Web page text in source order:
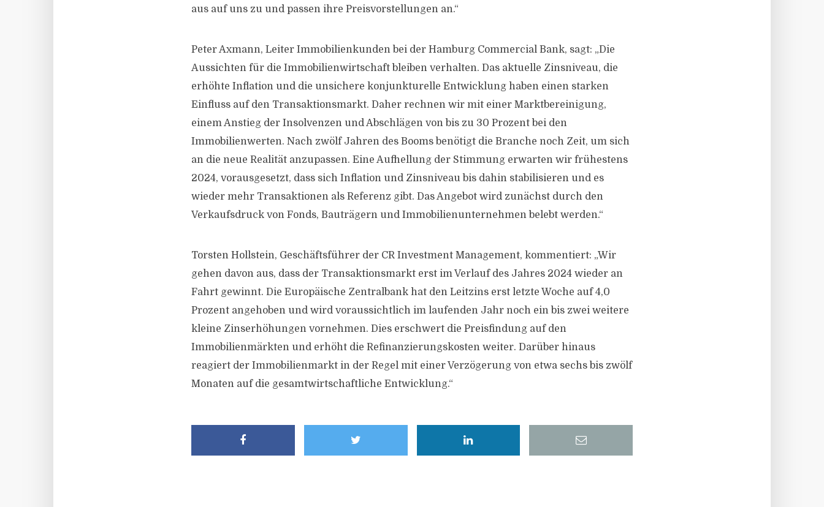
aus auf uns zu und passen ihre Preisvorstellungen an.“
Peter Axmann, Leiter Immobilienkunden bei der Hamburg Commercial Bank, sagt: „Die
Aussichten für die Immobilienwirtschaft bleiben verhalten. Das aktuelle Zinsniveau, die
erhöhte Inflation und die unsichere konjunkturelle Entwicklung haben einen starken
Einfluss auf den Transaktionsmarkt. Daher rechnen wir mit einer Marktbereinigung,
einem Anstieg der Insolvenzen und Abschlägen von bis zu 30 Prozent bei den
Immobilienwerten. Nach zwölf Jahren des Booms benötigt die Branche noch Zeit, um sich
an die neue Realität anzupassen. Eine Aufhellung der Stimmung erwarten wir frühestens
2024, vorausgesetzt, dass sich Inflation und Zinsniveau bis dahin stabilisieren und es
wieder mehr Transaktionen als Referenz gibt. Das Angebot wird zunächst durch den
Verkaufsdruck von Fonds, Bauträgern und Immobilienunternehmen belebt werden.“
Torsten Hollstein, Geschäftsführer der CR Investment Management, kommentiert: „Wir
gehen davon aus, dass der Transaktionsmarkt erst im Verlauf des Jahres 2024 wieder an
Fahrt gewinnt. Die Europäische Zentralbank hat den Leitzins erst letzte Woche auf 4,0
Prozent angehoben und wird voraussichtlich im laufenden Jahr noch ein bis zwei weitere
kleine Zinserhöhungen vornehmen. Dies erschwert die Preisfindung auf den
Immobilienmärkten und erhöht die Refinanzierungskosten weiter. Darüber hinaus
reagiert der Immobilienmarkt in der Regel mit einer Verzögerung von etwa sechs bis zwölf
Monaten auf die gesamtwirtschaftliche Entwicklung.“